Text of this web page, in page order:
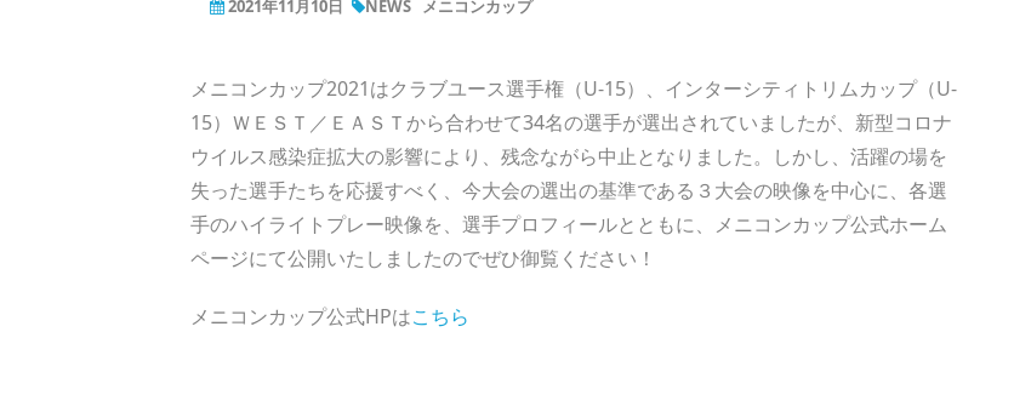
2021年11月10日 NEWS メニコンカップ
メニコンカップ2021はクラブユース選手権（U-15）、インターシティトリムカップ（U-
15）ＷＥＳＴ／ＥＡＳＴから合わせて34名の選手が選出されていましたが、新型コロナ
ウイルス感染症拡大の影響により、残念ながら中止となりました。しかし、活躍の場を
失った選手たちを応援すべく、今大会の選出の基準である３大会の映像を中心に、各選
手のハイライトプレー映像を、選手プロフィールとともに、メニコンカップ公式ホーム
ページにて公開いたしましたのでぜひ御覧ください！
メニコンカップ公式HPはこちら